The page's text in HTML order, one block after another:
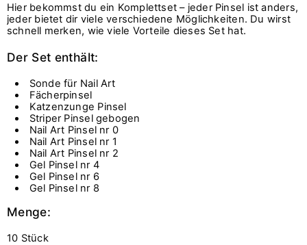
Hier bekommst du ein Komplettset – jeder Pinsel ist anders,
jeder bietet dir viele verschiedene Möglichkeiten. Du wirst
schnell merken, wie viele Vorteile dieses Set hat.
Der Set enthält:
Sonde für Nail Art
Fächerpinsel
Katzenzunge Pinsel
Striper Pinsel gebogen
Nail Art Pinsel nr 0
Nail Art Pinsel nr 1
Nail Art Pinsel nr 2
Gel Pinsel nr 4
Gel Pinsel nr 6
Gel Pinsel nr 8
Menge:
10 Stück